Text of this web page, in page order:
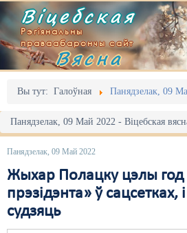
Віцебская
Рэгіянальны
праваабарончы сайт
Вясна
Вы тут: Галоўная Панядзелак, 09
Панядзелак, 09 Май 2022 - Віцебская
Панядзелак, 09 Май 2022
Жыхар Полацку цэлы
прэзідэнта» ў сацсетках,
судзяць
Галоўная
Адміністрацыйны перасьлед
Акцыі
Выбары
Грамадзянскія ініцыятывы
Дзяржава
Выданьні
Відэа
Пра нас
RSS